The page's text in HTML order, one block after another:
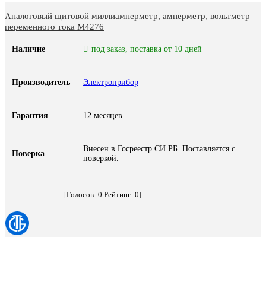
Аналоговый щитовой миллиамперметр, амперметр, вольтметр
переменного тока М4276
Наличие под заказ, поставка от 10 дней
Производитель Электроприбор
Гарантия 12 месяцев
Поверка
Внесен в Госреестр СИ РБ. Поставляется с
поверкой.
[Голосов: 0 Рейтинг: 0]